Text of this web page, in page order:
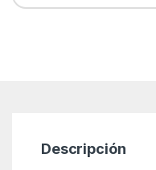
Descripción